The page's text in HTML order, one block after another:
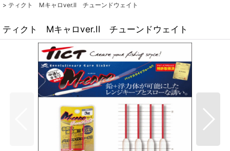
> ティクト Mキャロver.II チューンドウェイト
ティクト Mキャロver.II チューンドウェイト